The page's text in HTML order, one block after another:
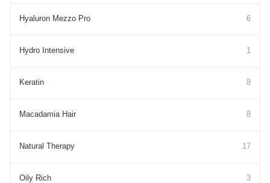
Hyaluron Mezzo Pro 6
Hydro Intensive 1
Keratin 8
Macadamia Hair 8
Natural Therapy 17
Oily Rich 3